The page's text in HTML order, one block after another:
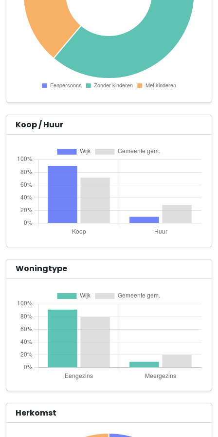
Legacy Scale Models B.V.
Ampèrestraat 8
Loon- en Landbouwbedrijf Stals B.V.
Molenweg 95
Metz Architecten
Noordkade 48 A
Mondhygiëne Praktijk Weert
Noordkade 2 Unit E-4 + E-5
Motor-Service-Weert
Fahrenheitstraat 20 A 9
Renier Vaessen
RTC&P Consultancy & Projectmanagement B.V.
Fahrenheitstraat 20 A 5
Schreurs Weert Beheer B.V.
Slampaq Solutions B.V.
Kelvinstraat 15 unit 4
Stichting Kunstcentrum Weert
Noordkade 48 A
Ton Wijen Motorspuiterij
van Bree elektro
Fahrenheitstraat 20 A 6
Waterfront
Koop / Huur
Woningtype
Herkomst